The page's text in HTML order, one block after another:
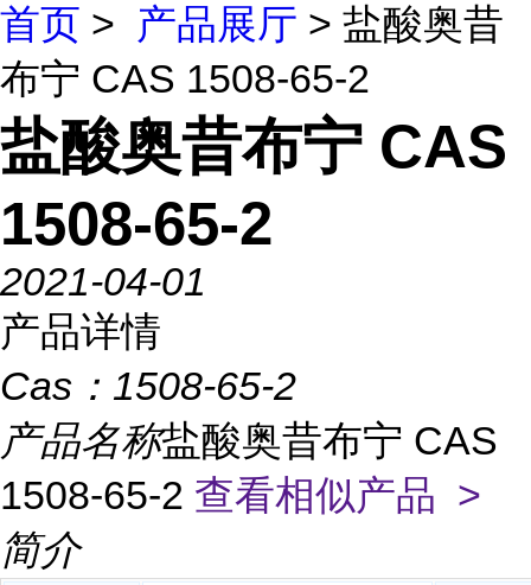
首页 > 产品展厅 > 盐酸奥昔
布宁 CAS 1508-65-2
盐酸奥昔布宁 CAS
1508-65-2
2021-04-01
产品详情
Cas： 1508-65-2
产品名称盐酸奥昔布宁 CAS
1508-65-2 查看相似产品 >
简介